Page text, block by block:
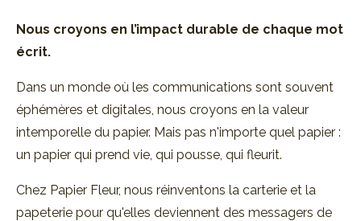
Nous croyons en l’impact durable de chaque mot
écrit.
Dans un monde où les communications sont souvent
éphémères et digitales, nous croyons en la valeur
intemporelle du papier. Mais pas n'importe quel papier :
un papier qui prend vie, qui pousse, qui fleurit.
Chez Papier Fleur, nous réinventons la carterie et la
papeterie pour qu'elles deviennent des messagers de